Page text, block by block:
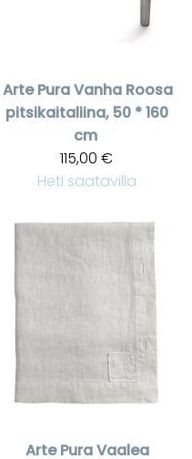
Arte PuraVanha Roosa
pitsikaitaliina, 50 * 160
cm
115,00 €
Heti saatavilla
Arte PuraVaalea